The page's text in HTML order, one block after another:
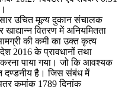
उचित मूल्य दुकान संचालक
खाद्यान्न वितरण में अनियमितता
की कमी का उक्त कृत्य
2016 के प्रावधानों तथा
पाया गया। जो कि आवश्यक
दण्डनीय है। जिस संबंध में
पत्र कमांक 1789 दिनांक